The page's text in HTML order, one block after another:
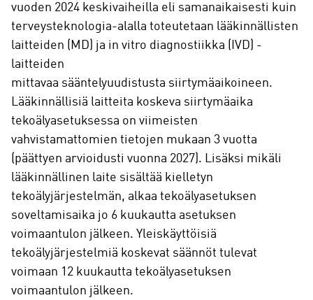
vuoden 2024 keskivaiheilla eli samanaikaisesti kuin
terveysteknologia-alalla toteutetaan lääkinnällisten
laitteiden (MD) ja in vitro diagnostiikka (IVD) -
laitteiden
mittavaa sääntelyuudistusta siirtymäaikoineen.
Lääkinnällisiä laitteita koskeva siirtymäaika
tekoälyasetuksessa on viimeisten
vahvistamattomien tietojen mukaan 3 vuotta
(päättyen arvioidusti vuonna 2027). Lisäksi mikäli
lääkinnällinen laite sisältää kielletyn
tekoälyjärjestelmän, alkaa tekoälyasetuksen
soveltamisaika jo 6 kuukautta asetuksen
voimaantulon jälkeen. Yleiskäyttöisiä
tekoälyjärjestelmiä koskevat säännöt tulevat
voimaan 12 kuukautta tekoälyasetuksen
voimaantulon jälkeen.